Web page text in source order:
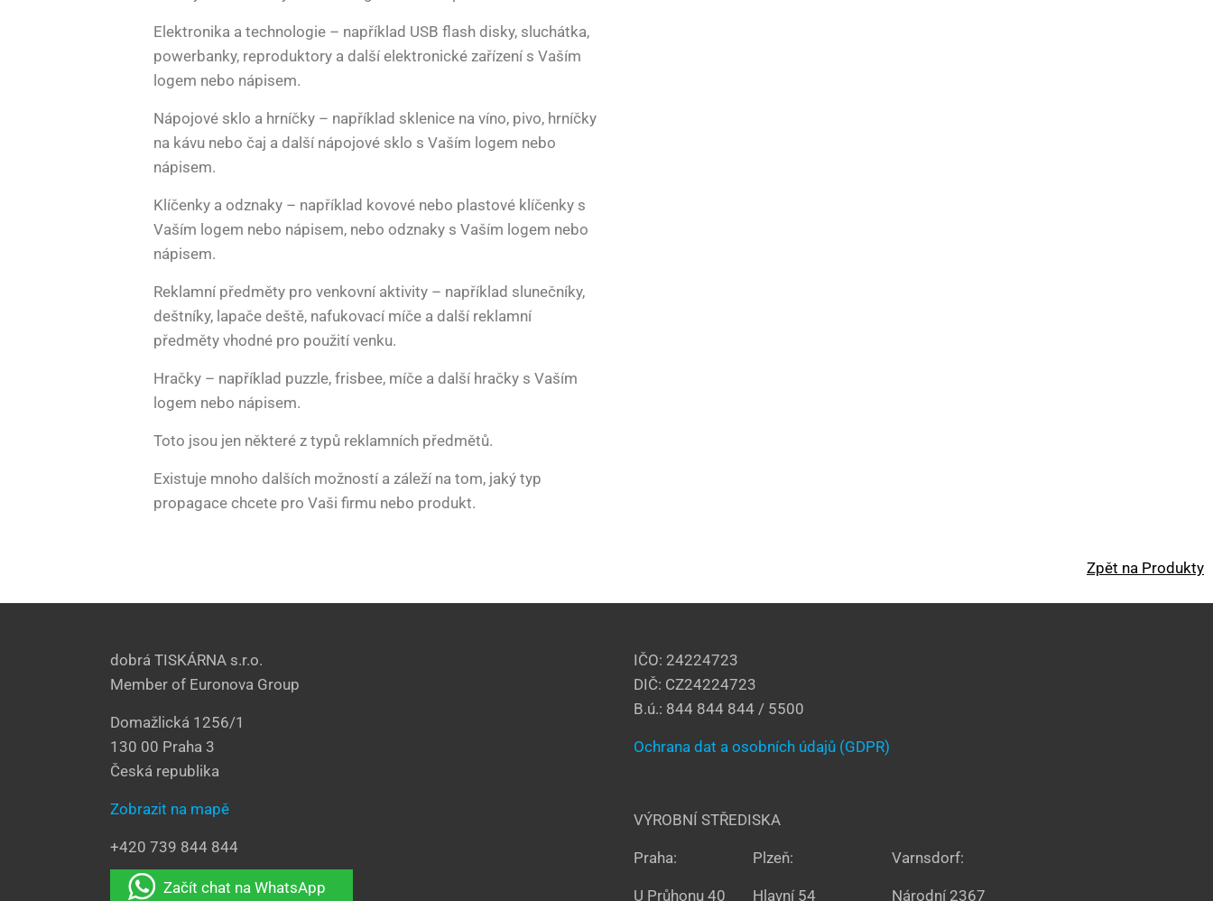
Elektronika a technologie – například USB flash disky, sluchátka,
powerbanky, reproduktory a další elektronické zařízení s Vaším
logem nebo nápisem.
Nápojové sklo a hrníčky – například sklenice na víno, pivo, hrníčky
na kávu nebo čaj a další nápojové sklo s Vaším logem nebo
nápisem.
Klíčenky a odznaky – například kovové nebo plastové klíčenky s
Vaším logem nebo nápisem, nebo odznaky s Vaším logem nebo
nápisem.
Reklamní předměty pro venkovní aktivity – například slunečníky,
deštníky, lapače deště, nafukovací míče a další reklamní
předměty vhodné pro použití venku.
Hračky – například puzzle, frisbee, míče a další hračky s Vaším
logem nebo nápisem.
Toto jsou jen některé z typů reklamních předmětů.
Existuje mnoho dalších možností a záleží na tom, jaký typ
propagace chcete pro Vaši firmu nebo produkt.
Zpět na Produkty
dobrá TISKÁRNA s.r.o.
Member of Euronova Group
Domažlická 1256/1
130 00 Praha 3
Česká republika
Zobrazit na mapě
+420 739 844 844
Začít chat na WhatsApp
IČO: 24224723
DIČ: CZ24224723
B.ú.: 844 844 844 / 5500
Ochrana dat a osobních údajů (GDPR)
VÝROBNÍ STŘEDISKA
Praha:
U Průhonu 40
Plzeň:
Hlavní 54
Varnsdorf:
Národní 2367